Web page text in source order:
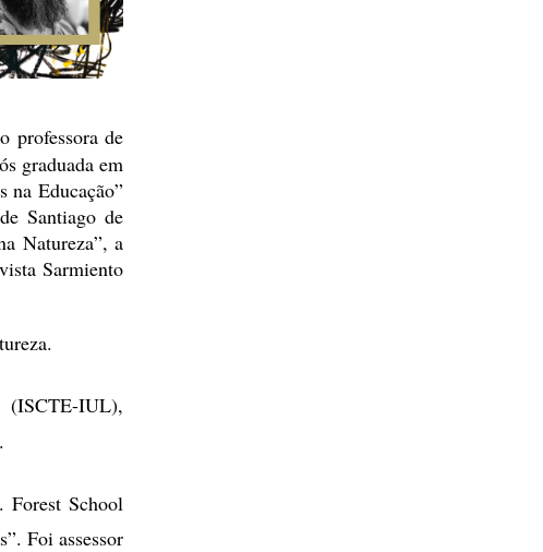
professora de
graduada em
na Educação”
Santiago de
Natureza”, a
Sarmiento
(ISCTE-IUL),
Forest School
Foi assessor